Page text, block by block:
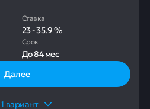
Ставка
23-35.9%
Срок
До84 мес
Далее
1 вариант